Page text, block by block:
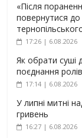
«Після
повернутися до
17:26 | 6.08.2026
Як обрати суші
поєднання ролів
17:14 | 6.08.2026
У липні митні
гривень
16:27 | 6.08.2026